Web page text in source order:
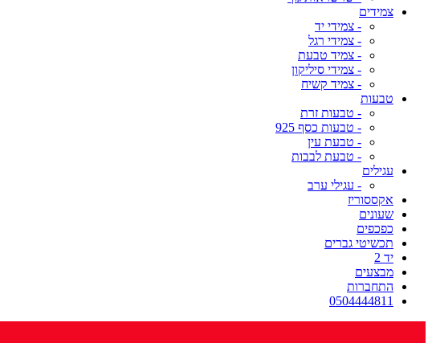
צמידים
- צמידי יד
- צמידי רגל
- צמיד טבעת
- צמידי סיליקון
- צמיד קשיח
טבעות
- טבעות זרת
- טבעות כסף 925
- טבעת עין
- טבעת לבבות
עגילים
- עגילי ערב
אקססוריז
שעונים
כפכפים
תכשיטי גברים
יד 2
מבצעים
התחברות
0504444811